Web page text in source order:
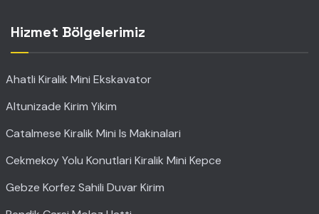
Hizmet Bölgelerimiz
Ahatli Kiralik Mini Ekskavator
Altunizade Kirim Yikim
Catalmese Kiralik Mini Is Makinalari
Cekmekoy Yolu Konutlari Kiralik Mini Kepce
Gebze Korfez Sahili Duvar Kirim